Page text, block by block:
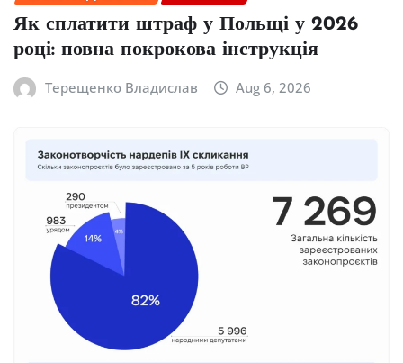
Як сплатити штраф у Польщі у 2026
році: повна покрокова інструкція
Терещенко Владислав Aug 6, 2026